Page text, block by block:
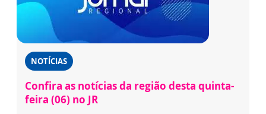
NOTÍCIAS
Confira as notícias da região desta quinta-
feira (06) no JR